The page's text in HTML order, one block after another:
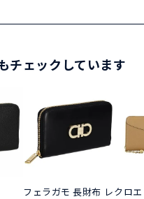
チェックしています
フェラガモ 長財布 レクロ